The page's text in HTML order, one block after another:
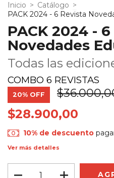
Inicio > Catálogo >
PACK 2024 - 6 Revista
PACK 2024 -
Novedades
Todas las
COMBO 6 REVISTAS
20% OFF
$28.900,00
10% de descuento
Ver más detalles